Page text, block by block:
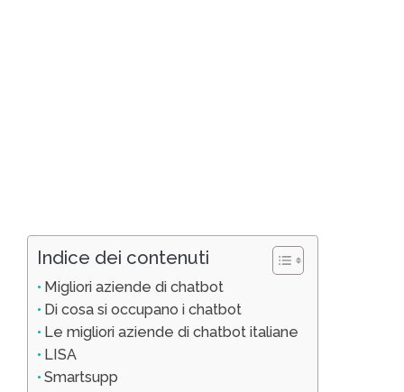
Indice dei contenuti
Migliori aziende di chatbot
Di cosa si occupano i chatbot
Le migliori aziende di chatbot italiane
LISA
Smartsupp